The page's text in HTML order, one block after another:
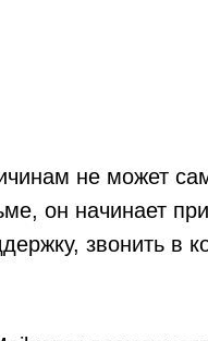
не может
он начинает
звонить в